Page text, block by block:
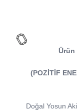
Ürün
(POZİTİF
Doğal Yosun